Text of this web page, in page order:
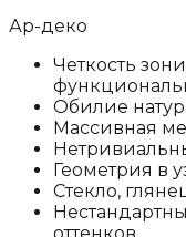
Ар-деко
Четкость
Обилие
Массивная
Геометрия в
Стекло,